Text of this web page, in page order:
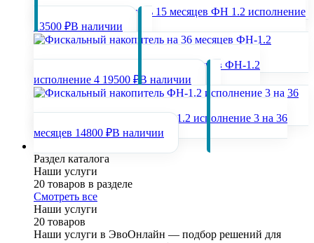
Фискальный накопитель 15 месяцев ФН 1.2 исполнение
13500 ₽В наличии
Фискальный накопитель на 36 месяцев ФН-1.2
исполнение 4 19500 ₽ В наличии
Фискальный накопитель ФН-1.2 исполнение 3 на 36
месяцев 14800 ₽В наличии
Раздел каталога
Наши услуги
20 товаров в разделе
Смотреть все
Наши услуги
20 товаров
Наши услуги в ЭвоОнлайн — подбор решений для